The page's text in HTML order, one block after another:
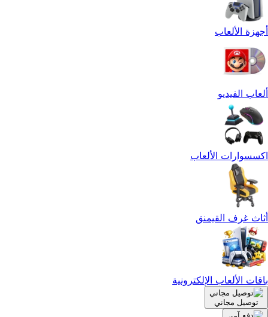
أجهزة الألعاب
ألعاب الفيديو
اكسسوارات الألعاب
أثاث غرف القيمنق
باقات الألعاب الإلكترونية
توصيل مجاني